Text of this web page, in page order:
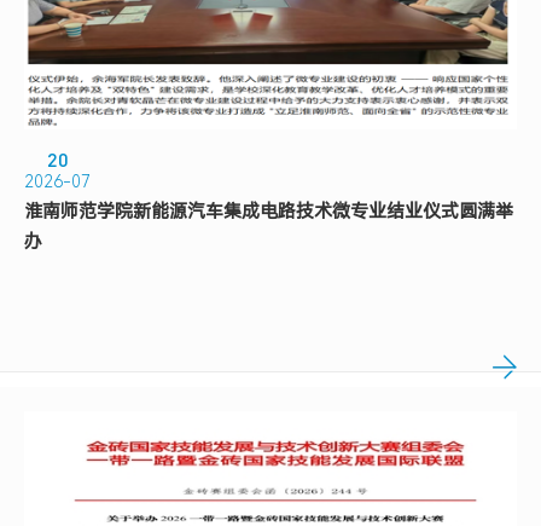
20
2026-07
淮南师范学院新能源汽车集成电路技术微专业结业仪式圆满举
办